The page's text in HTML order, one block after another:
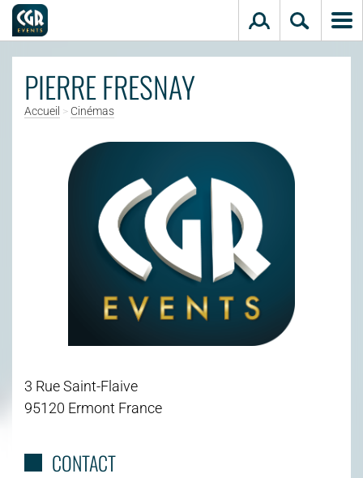
PIERRE FRESNAY
Accueil > Cinémas
3 Rue Saint-Flaive
95120 Ermont France
CONTACT